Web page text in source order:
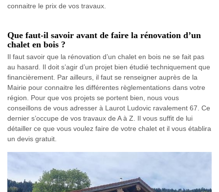
connaitre le prix de vos travaux.
Que faut-il savoir avant de faire la rénovation d’un
chalet en bois ?
Il faut savoir que la rénovation d’un chalet en bois ne se fait pas
au hasard. Il doit s’agir d’un projet bien étudié techniquement que
financièrement. Par ailleurs, il faut se renseigner auprès de la
Mairie pour connaitre les différentes règlementations dans votre
région. Pour que vos projets se portent bien, nous vous
conseillons de vous adresser à Laurot Ludovic ravalement 67. Ce
dernier s’occupe de vos travaux de A à Z. Il vous suffit de lui
détailler ce que vous voulez faire de votre chalet et il vous établira
un devis gratuit.